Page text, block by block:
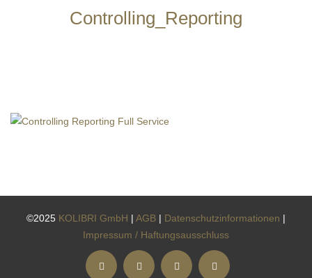
Controlling_Reporting
©2025 KOLIBRI GmbH | AGB | Datenschutzinformationen |
Impressum / Haftungsausschluss